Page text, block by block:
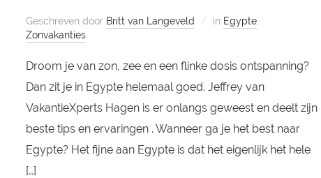
Geschreven door Britt van Langeveld in Egypte,
Zonvakanties
Droom je van zon, zee en een flinke dosis ontspanning?
Dan zit je in Egypte helemaal goed. Jeffrey van
VakantieXperts Hagen is er onlangs geweest en deelt zijn
beste tips en ervaringen . Wanneer ga je het best naar
Egypte? Het fijne aan Egypte is dat het eigenlijk het hele
[…]